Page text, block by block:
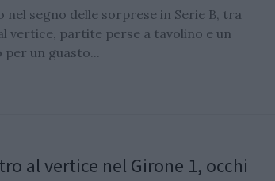
nel segno delle sorprese in Serie B, tra
vertice, partite perse a tavolino e un
un guasto...
al vertice nel Girone 1, occhi